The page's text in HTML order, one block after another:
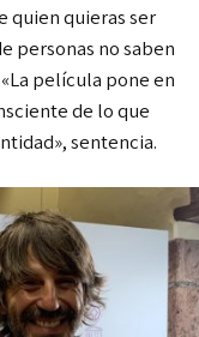
quien quieras ser
personas no saben
película pone en
de lo que
sentencia.